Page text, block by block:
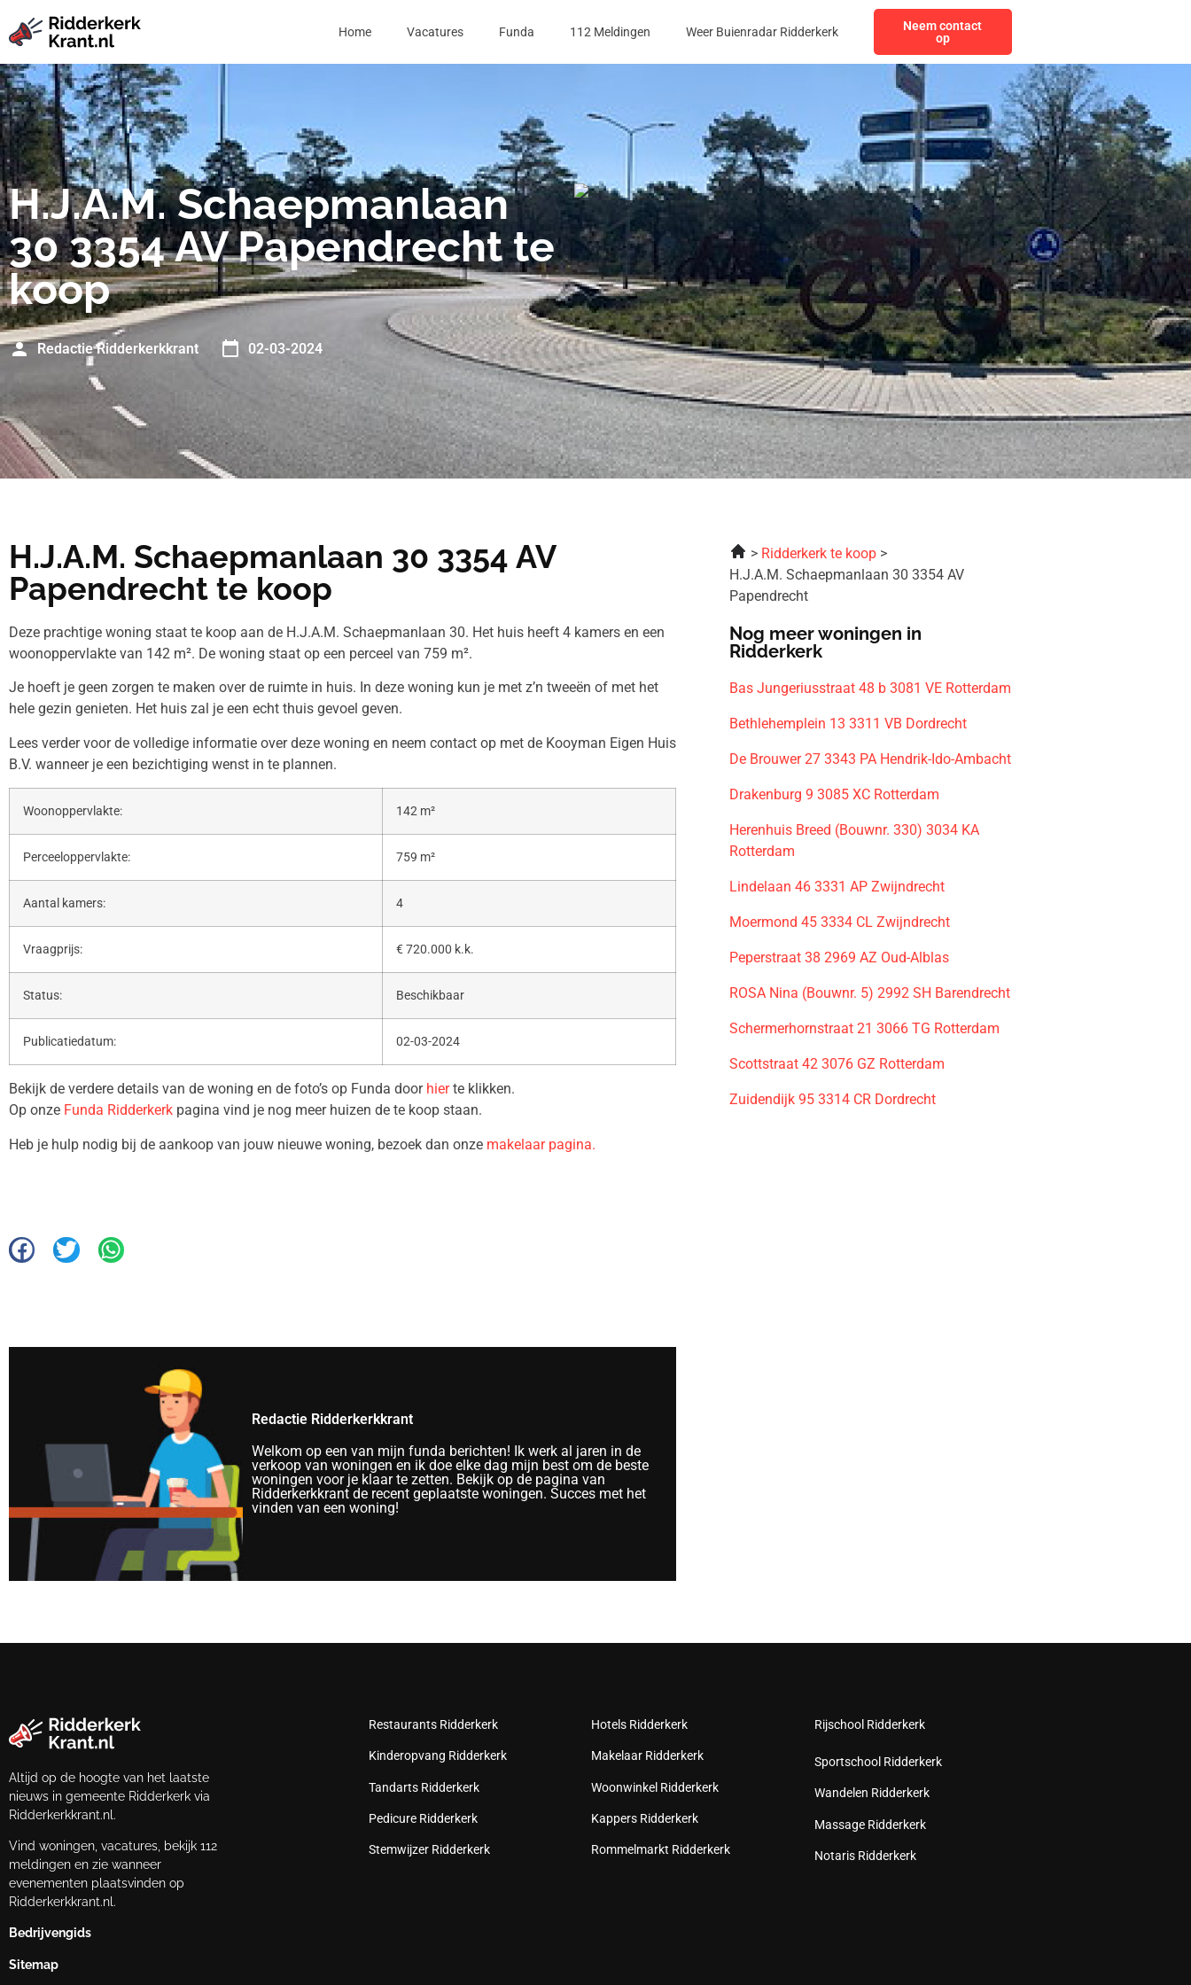
Home Vacatures Funda 112 Meldingen Weer Buienradar Ridderkerk
Neem contact
op
H.J.A.M. Schaepmanlaan
30 3354 AV Papendrecht te
koop
Redactie Ridderkerkkrant 02-03-2024
H.J.A.M. Schaepmanlaan 30 3354 AV
Papendrecht te koop
Deze prachtige woning staat te koop aan de H.J.A.M. Schaepmanlaan 30. Het huis heeft 4 kamers en een
woonoppervlakte van 142 m². De woning staat op een perceel van 759 m².
Je hoeft je geen zorgen te maken over de ruimte in huis. In deze woning kun je met z’n tweeën of met het
hele gezin genieten. Het huis zal je een echt thuis gevoel geven.
Lees verder voor de volledige informatie over deze woning en neem contact op met de Kooyman Eigen Huis
B.V. wanneer je een bezichtiging wenst in te plannen.
Woonoppervlakte: 142 m²
Perceeloppervlakte: 759 m²
Aantal kamers: 4
Vraagprijs: € 720.000 k.k.
Status: Beschikbaar
Publicatiedatum: 02-03-2024
Bekijk de verdere details van de woning en de foto’s op Funda door hierte klikken.
Op onze Funda Ridderkerk pagina vind je nog meer huizen de te koop staan.
Heb je hulp nodig bij de aankoop van jouw nieuwe woning, bezoek dan onze makelaar pagina.
Redactie Ridderkerkkrant
Welkom op een van mijn funda berichten! Ik werk al jaren in de
verkoop van woningen en ik doe elke dag mijn best om de beste
woningen voor je klaar te zetten. Bekijk op de pagina van
Ridderkerkkrant de recent geplaatste woningen. Succes met het
vinden van een woning!
Ridderkerk te koop
H.J.A.M. Schaepmanlaan 30 3354 AV
Papendrecht
Nog meer woningen in
Ridderkerk
Bas Jungeriusstraat 48 b 3081 VE Rotterdam
Bethlehemplein 13 3311 VB Dordrecht
De Brouwer 27 3343 PA Hendrik-Ido-Ambacht
Drakenburg 9 3085 XC Rotterdam
Herenhuis Breed (Bouwnr. 330) 3034 KA
Rotterdam
Lindelaan 46 3331 AP Zwijndrecht
Moermond 45 3334 CL Zwijndrecht
Peperstraat 38 2969 AZ Oud-Alblas
ROSA Nina (Bouwnr. 5) 2992 SH Barendrecht
Schermerhornstraat 21 3066 TG Rotterdam
Scottstraat 42 3076 GZ Rotterdam
Zuidendijk 95 3314 CR Dordrecht
Altijd op de hoogte van het laatste
nieuws in gemeente Ridderkerk via
Ridderkerkkrant.nl.
Vind woningen, vacatures, bekijk 112
meldingen en zie wanneer
evenementen plaatsvinden op
Ridderkerkkrant.nl.
Bedrijvengids
Sitemap
Restaurants Ridderkerk
Kinderopvang Ridderkerk
Tandarts Ridderkerk
Pedicure Ridderkerk
Stemwijzer Ridderkerk
Hotels Ridderkerk
Makelaar Ridderkerk
Woonwinkel Ridderkerk
Kappers Ridderkerk
Rommelmarkt Ridderkerk
Rijschool Ridderkerk
Sportschool Ridderkerk
Wandelen Ridderkerk
Massage Ridderkerk
Notaris Ridderkerk